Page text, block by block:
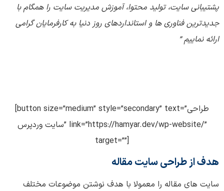
پشتیبانی سایت، تولید محتوا، آموزش مدیریت سایت را همگام با
جدیدترین فناوری ها و استانداردهای روز دنیا به کارفرمایان گرامی
ارائه نماییم”
[button size=”medium” style=”secondary” text=”طراحی
سایت وردپرس” link=”https://hamyar.dev/wp-website/”
target=””]
هدف از طراحی سایت مقاله
سایت های مقاله را معمولا با هدف نوشتن موضوعات مختلف